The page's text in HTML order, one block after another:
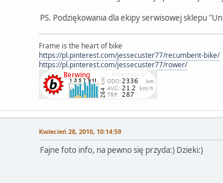
PS. Podziękowania dla ekipy serwisowej sklepu
Frame is the heart of bike
https://pl.pinterest.com/jessecuster77/recumbent-bike/
https://pl.pinterest.com/jessecuster77/rower/
Kwiecień 28, 2010, 10:14:59
Fajne foto info, na pewno się przyda:) Dzieki:)